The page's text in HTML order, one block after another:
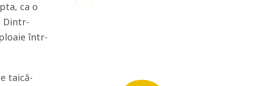
ca o
Dintr-
într-
taică-